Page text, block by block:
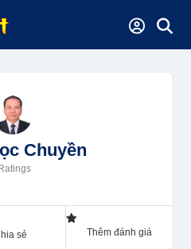
Chuyền
sẻ Thêm đánh giá